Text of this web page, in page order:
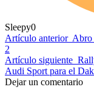
Sleepy0
Artículo anterior Abro
2
Artículo siguiente
Audi Sport para el
Dejar un comentario